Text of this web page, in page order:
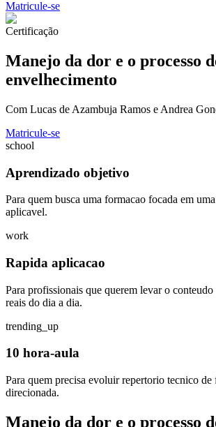
Matricule-se
Certificação
Manejo da dor e o processo
envelhecimento
Com Lucas de Azambuja Ramos e Andrea
Matricule-se
school
Aprendizado objetivo
Para quem busca uma formacao focada em
aplicavel.
work
Rapida aplicacao
Para profissionais que querem levar o
reais do dia a dia.
trending_up
10 hora-aula
Para quem precisa evoluir repertorio tecnico de
direcionada.
Manejo da dor e o processo